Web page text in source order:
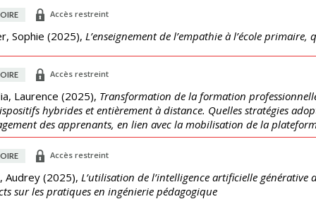
Accès restreint
Sophie (2025), L’enseignement de l’empathie à l’école
Accès restreint
Laurence (2025), Transformation de la formation
hybrides et entièrement à distance. Quelles stratégies
des apprenants, en lien avec la mobilisation de la
Accès restreint
Audrey (2025), L’utilisation de l’intelligence artificielle
sur les pratiques en ingénierie pédagogique